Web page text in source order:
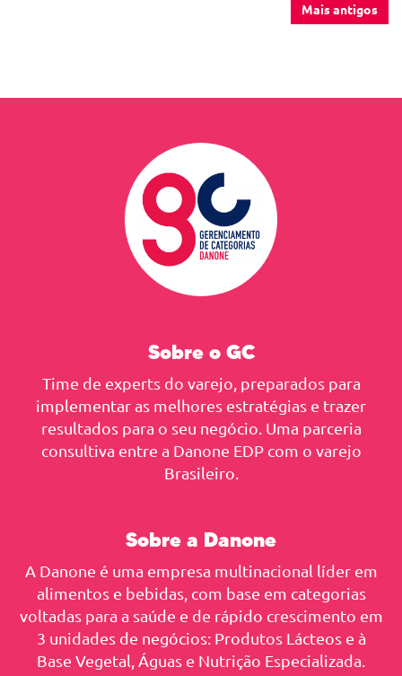
Mais antigos
Sobre o GC
Time de experts do varejo, preparados para
implementar as melhores estratégias e trazer
resultados para o seu negócio. Uma parceria
consultiva entre a Danone EDP com o varejo
Brasileiro.
Sobre a Danone
A Danone é uma empresa multinacional líder em
alimentos e bebidas, com base em categorias
voltadas para a saúde e de rápido crescimento em
3 unidades de negócios: Produtos Lácteos e à
Base Vegetal, Águas e Nutrição Especializada.